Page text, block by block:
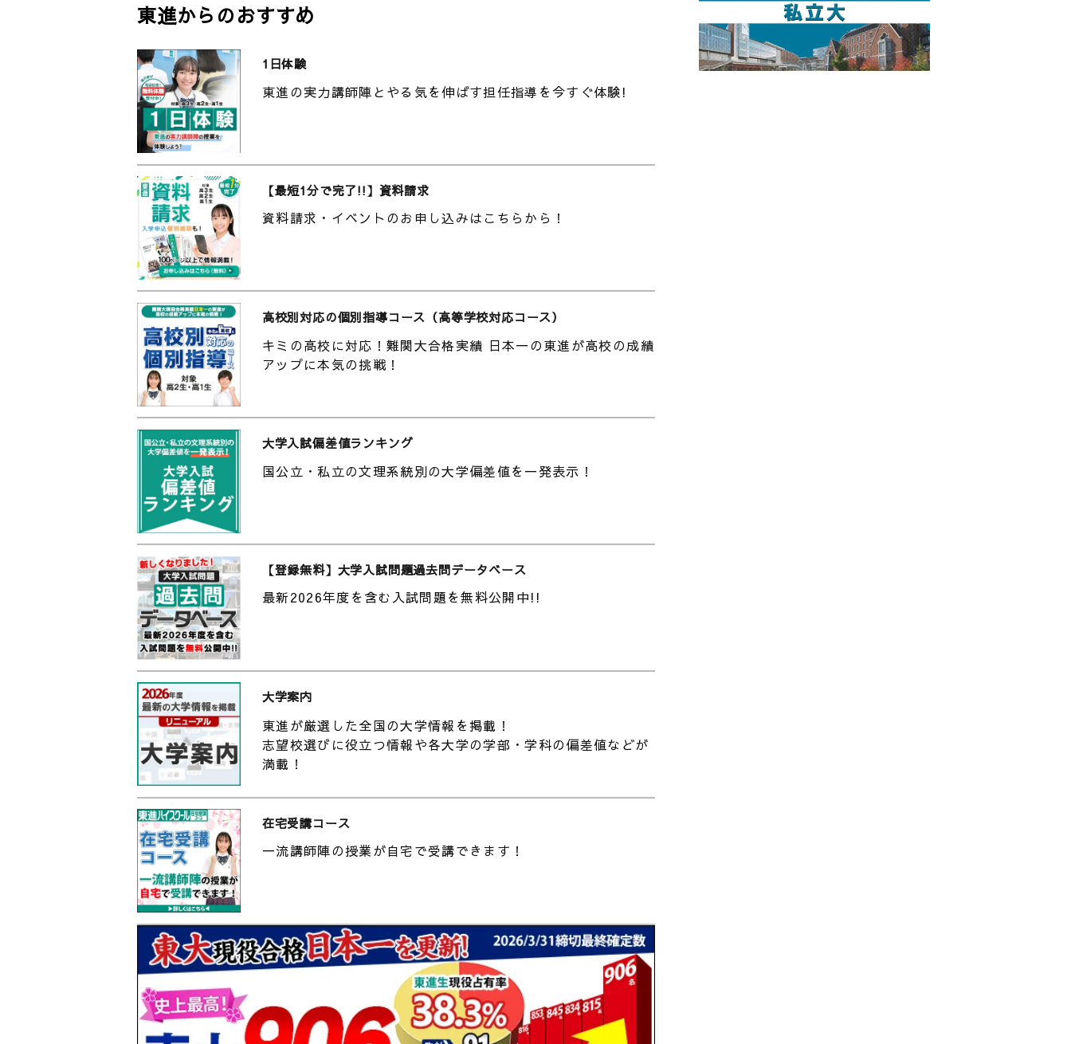
それから、モチベーションはとても大事だと思います。でも、どうしてもモチベー
ションが低下してしまうことはあると思います。僕はモチベーションの低下が二段
階ありました。最初は公募入試で合格をもらったときです。その当時はわざわざ慶
應大学に行く意味はあるのかなどと考えてしまっていました。その後も、解けない
問題に出くわすだけで、慶應なんて無理なんじゃないかと思ったりしていました。
ですが、担任助手の方と話すなどして不安を和らげていました。
東進のメリットはなんだと思いますか？僕は次の四つだと思います。まず、グルー
プ・ミーティングです。グループ・ミーティング内のランキングで上位を狙うこと
で、充実した一週間を過ごすことができます。特に僕は受講コマランキングを意識
していました。
二つ目は自分で授業を予約できることです。部活の予定に合わせて授業を予約でき
ますし、仮に友達に遊びに誘われてもその日を開けることができるのは東進ならで
はのメリットだと思います。
三つ目はランキングが張り出されることです。高1生高２生はぜひ受験生と勝負し
てみてください。
四つ目はAI技術を活用したコンテンツがあることです。自分の弱点のみの演習を積
むことができるため、直前期に絶大な効果を発揮します。
勉強法もお教えしたいと思います。基本的には解けなかった問題をどのようにして
解けるようにするかのみを考えていました。その具体例として、次のようなことを
していました。
化学は弱点ファイルの作成をしていました。弱点ファイルとはB５のバインダー
で、問題用紙をはさんで、自分の知らなかった知識を大きく目立つように書いてい
ました。本当に覚えたい知識は様々なページに書いておくことで記憶に定着しやす
くなります。数学は解き直しノートを作っていました。解き直しノートには解けな
かった問題を適宜解説を見ながら解いていきます。自分に足りなかった考え方は緑
ペンなどで目立つようにしていました。
普段どんな勉強をしていますか？僕は確認テストと講座終了判定テストはオールss
を当たり前にしていました。また、集中力が切れないようにしていました。次に何
をやるかが決まっていれば集中は持続すると考えたので、予定表を書いていまし
た。30～90分程度で予定を立てていました。そして、覚えたいことなどは隅などに
書いておくと意外と覚えられます。
長期休みはどう過ごそうと思っていますか？僕は次のようなことを意識して過ごし
ていました。毎日、朝登校閉館下校をすると良いです。「またか」と思う方も多い
かもしれませんが、これはとても重要なことです。例えば在校時間ランキングで上
位に入れたら、充実感を得られます。また、直前期では、あの頃あれだけやったん
だから、他の受験生に引けはとってないはずだと思えるようになります。
二つ目は大目標を決めたうえで計画をたてることをおすすめします。やることをや
ることを決めてしまえば、「後はやるだけだ」と思えますし、目標を成し遂げた後
の自分を想像するだけで少しやる気が出ます。実際僕は、「次の模試で英語は８割
とる」などの目標を決めて、そこから逆算して計画をたてていました。
勉強しているとどうしてもスランプってありますよね？僕は秋頃化学がスランプに
陥ってしまいました。その経験を踏まえて、スランプの脱出法は二つあると思いま
す。
東進からのおすすめ
1日体験
東進の実力講師陣とやる気を伸ばす担任指導を今すぐ体験!
【最短1分で完了!!】資料請求
資料請求・イベントのお申し込みはこちらから！
高校別対応の個別指導コース（高等学校対応コース）
キミの高校に対応！難関大合格実績 日本一の東進が高校の成績
アップに本気の挑戦！
大学入試偏差値ランキング
国公立・私立の文理系統別の大学偏差値を一発表示！
【登録無料】大学入試問題過去問データベース
最新2026年度を含む入試問題を無料公開中!!
大学案内
東進が厳選した全国の大学情報を掲載！
志望校選びに役立つ情報や各大学の学部・学科の偏差値などが
満載！
在宅受講コース
一流講師陣の授業が自宅で受講できます！
【東進進学情報 vol.525】大学での学びの内容を知
る② ｜学問としてのスポーツに迫る! ｜競技力向
社大へのインタビュー
2026/07/16
CAIO・夏目亮太先生 君の未来が変わる⁉ 感動の
90 分。高校生・ご父母対象 《参加無料》
2026/07/03
【東進進学情報 vol.526】大学での学びの内容を知
る③｜暮らしと社会を支える化学系の学び｜大阪
大・佐賀大へのインタビュー。26年誕生のコスメテ
ィックサイエンス学環とは？
2026/07/24